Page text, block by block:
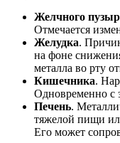
Желчного
Отмечается
Желудка.
на фоне
металла во рту
Кишечника.
Одновременно с
Печень.
тяжелой пищи
Его может